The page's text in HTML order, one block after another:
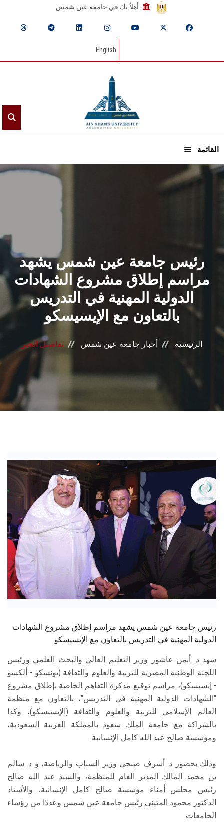
أهلاً بك في جامعة عين شمس
English
القائمة
القطاعـات
الشئون الأكاديمية
البحث العلمي
الرعاية الصحية
المراكز والوحدات
الأنظمة الذكية
الإعلام
هيئة التدريس
الدراسات العليا
الخريجين
الموظفون
الزائـرون
رئيس جامعة عين شمس يشهد
مراسم إطلاق مشروع الشهادات
الدولية المهنية في التدريس
بالتعاون مع الإيسيسكو
الرئيسية أخبار جامعة عين شمس تفاصيل الخبر
رئيس جامعة عين شمس يشهد مراسم إطلاق مشروع الشهادات
الدولية المهنية في التدريس بالتعاون مع الإيسيسكو
شهد د. أيمن عاشور وزير التعليم العالي والبحث العلمي ورئيس
اللجنة الوطنية المصرية للتربية والعلوم والثقافة (يونسكو - ألكسو
- إيسيسكو)، مراسم توقيع مذكرة التفاهم الخاصة بإطلاق مشروع
"الشهادات الدولية المهنية في التدريس"، بالتعاون مع منظمة
العالم الإسلامي للتربية والعلوم والثقافة (الإيسيسكو)، وكذا
بالشراكة مع جامعة الملك سعود بالمملكة العربية السعودية،
ومؤسسة صالح عبد الله كامل الإنسانية.
وذلك بحضور د. أشرف صبحي وزير الشباب والرياضة، و د. سالم
بن محمد المالك المدير العام للمنظمة، والسيد عبد الله صالح
رئيس مجلس أمناء مؤسسة صالح كامل الإنسانية، والأستاذ
الدكتور محمود المتيني رئيس جامعة عين شمس وعددًا من رؤساء
الجامعات.